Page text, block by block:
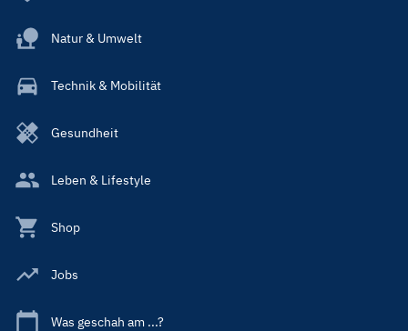
Natur & Umwelt
Technik & Mobilität
Gesundheit
Leben & Lifestyle
Shop
Jobs
Was geschah am ...?